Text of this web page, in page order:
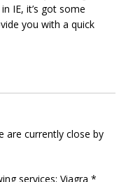
IE, it’s got some
you with a quick
are currently close by
services: Viagra *